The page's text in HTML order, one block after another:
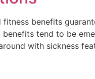
benefits
tend to be
with sickness